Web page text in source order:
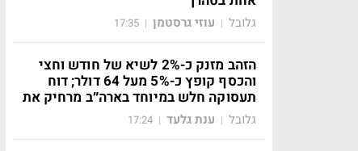
גלובל | עוזי גרסטמן |
17:35
הזהב מזנק כ-2% לשיא של חודש וחצי
והכסף קופץ כ-5% מעל 64 דולר; דוח
תעסוקה חלש במיוחד בארה״ב מרחיק את
גלובל | ענת גלעד |
17:24